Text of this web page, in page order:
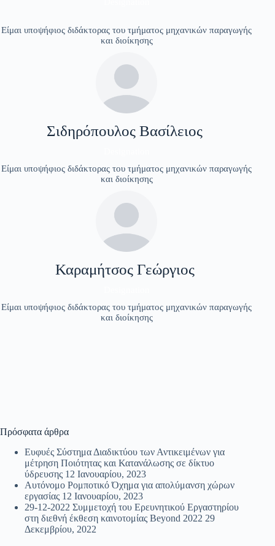
Είμαι υποψήφιος διδάκτορας του τμήματος μηχανικών παραγωγής
και διοίκησης
Σιδηρόπουλος Βασίλειος
Είμαι υποψήφιος διδάκτορας του τμήματος μηχανικών παραγωγής
και διοίκησης
Καραμήτσος Γεώργιος
Είμαι υποψήφιος διδάκτορας του τμήματος μηχανικών παραγωγής
και διοίκησης
Πρόσφατα άρθρα
Ευφυές Σύστημα Διαδικτύου των Αντικειμένων για
μέτρηση Ποιότητας και Κατανάλωσης σε δίκτυο
ύδρευσης 12 Ιανουαρίου, 2023
Αυτόνομο Ρομποτικό Όχημα για απολύμανση χώρων
εργασίας 12 Ιανουαρίου, 2023
29-12-2022 Συμμετοχή του Ερευνητικού Εργαστηρίου
στη διεθνή έκθεση καινοτομίας Beyond 2022 29
Δεκεμβρίου, 2022